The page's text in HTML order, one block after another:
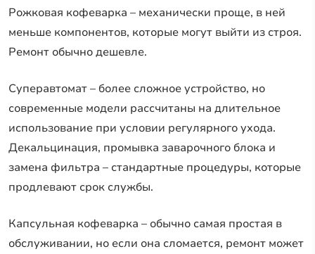
Рожковая кофеварка – механически проще, в ней
меньше компонентов, которые могут выйти из строя.
Ремонт обычно дешевле.
Суперавтомат – более сложное устройство, но
современные модели рассчитаны на длительное
использование при условии регулярного ухода.
Декальцинация, промывка заварочного блока и
замена фильтра – стандартные процедуры, которые
продлевают срок службы.
Капсульная кофеварка – обычно самая простая в
обслуживании, но если она сломается, ремонт может